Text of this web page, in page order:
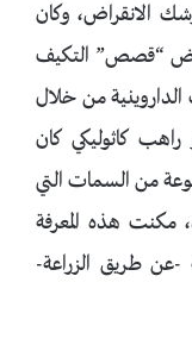
وشك الانقراض، وكان
بعض “قصص” التكيف
من خلال
كاثوليكي كان
من السمات التي
مكنت هذه المعرفة
عن طريق الزراعة-